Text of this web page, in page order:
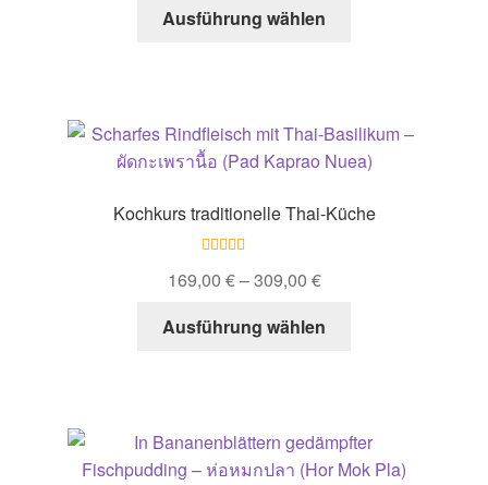
Ausführung wählen
auf.
Die
können
Kochkurs traditionelle Thai-Küche
5.00
von 5
169,00 €–309,00 €
Ausführung wählen
auf.
Die